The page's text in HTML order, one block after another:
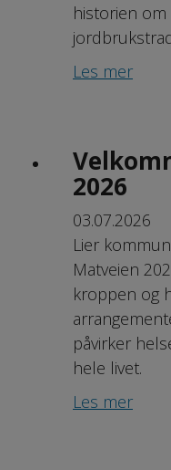
historien om
Les mer
2026
03.07.2026
Lier
Matveien
kroppen og
påvirker
hele livet.
Les mer